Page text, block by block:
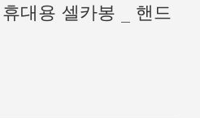
대용 셀카봉 _ 핸드